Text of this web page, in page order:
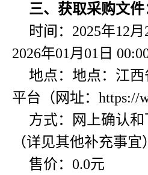
三、获取采购文件
时间：2025年12
2026年01月01日
地点：地点：江
平台（网址：https://
方式：网上确认和
（详见其他补充事宜）
售价：0.0元